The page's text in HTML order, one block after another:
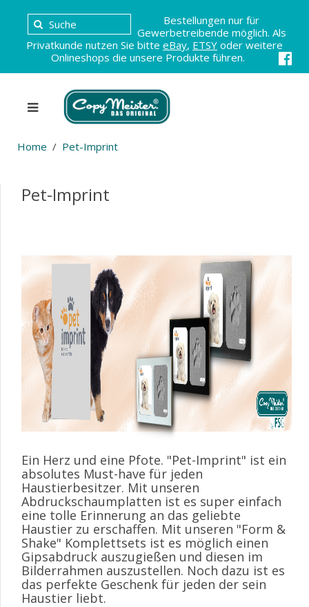
Bestellungen nur für
Gewerbetreibende möglich. Als
Privatkunde nutzen Sie bitte eBay, ETSY oder weitere
Onlineshops die unsere Produkte führen.
Home Pet-Imprint
Pet-Imprint
Ein Herz und eine Pfote. "Pet-Imprint" ist ein
absolutes Must-have für jeden
Haustierbesitzer. Mit unseren
Abdruckschaumplatten ist es super einfach
eine tolle Erinnerung an das geliebte
Haustier zu erschaffen. Mit unseren "Form &
Shake" Komplettsets ist es möglich einen
Gipsabdruck auszugießen und diesen im
Bilderrahmen auszustellen. Noch dazu ist es
das perfekte Geschenk für jeden der sein
Haustier liebt.